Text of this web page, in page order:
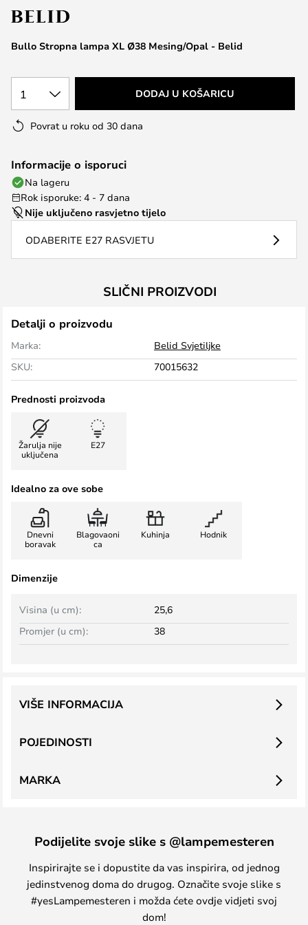
the
gallery
Bullo Stropna lampa XL Ø38 Mesing/Opal - Belid
1 DODAJ U KOŠARICU
Povrat u roku od 30 dana
Informacije o isporuci
Na lageru
Rok isporuke: 4 - 7 dana
Nije uključeno rasvjetno tijelo
ODABERITE E27 RASVJETU
SLIČNI PROIZVODI
Detalji o proizvodu
Marka:
Belid Svjetiljke
SKU:
70015632
Prednosti proizvoda
Žarulja nije
uključena
E27
Idealno za ove sobe
Dnevni
boravak
Blagovaoni
ca
Kuhinja Hodnik
Dimenzije
Visina (u cm):
25,6
Promjer (u cm):
38
POJEDINOSTI
VIŠE INFORMACIJA
MARKA
Podijelite svoje slike s @lampemesteren
Inspirirajte se i dopustite da vas inspirira, od jednog
jedinstvenog doma do drugog. Označite svoje slike s
#yesLampemesteren i možda ćete ovdje vidjeti svoj
dom!